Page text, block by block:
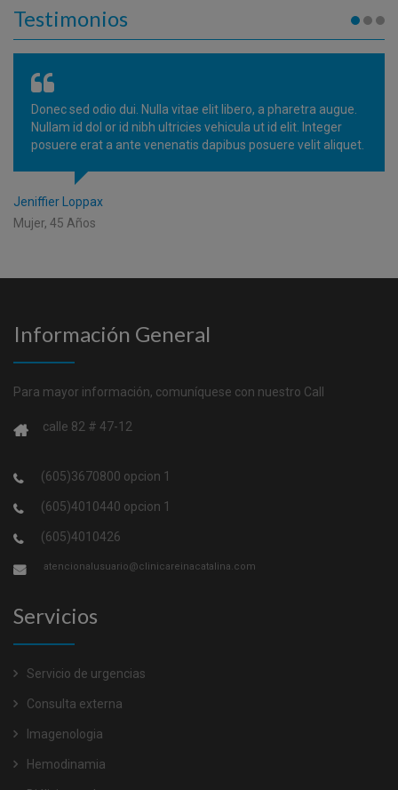
Testimonios
Donec sed odio dui. Nulla vitae elit libero, a pharetra augue.
Nullam id dol or id nibh ultricies vehicula ut id elit. Integer
posuere erat a ante venenatis dapibus posuere velit aliquet.
Jeniffier Loppax
Mujer, 45 Años
Información General
Para mayor información, comuníquese con nuestro Call
calle 82 # 47-12
(605)3670800 opcion 1
(605)4010440 opcion 1
(605)4010426
atencionalusuario@clinicareinacatalina.com
Servicios
Servicio de urgencias
Consulta externa
Imagenologia
Hemodinamia